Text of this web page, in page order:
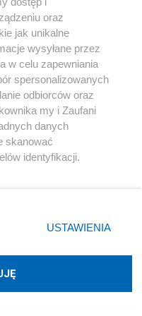
Udostępnij
26
prezydenta
oraz
jak unikalne
wysyłane przez
w celu zapewniania
spersonalizowanych
odbiorców oraz
my i Zaufani
danych
skanować
identyfikacji.
ustawień prywatności
strony
wymagają zgody
się takiemu
USTAWIENIA